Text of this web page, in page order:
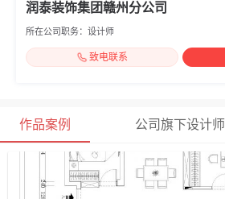
润泰装饰集团赣州分公司
所在公司职务：设计师
致电联系
作品案例 公司旗下设计师